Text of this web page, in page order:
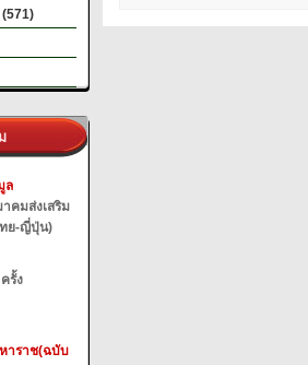
ล
คมส่งเสริม
ทย-ญี่ปุ่น)
รั้ง
าราช(ฉบับ